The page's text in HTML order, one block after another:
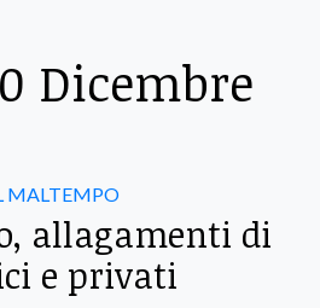
Dicembre
MALTEMPO
allagamenti di
e privati